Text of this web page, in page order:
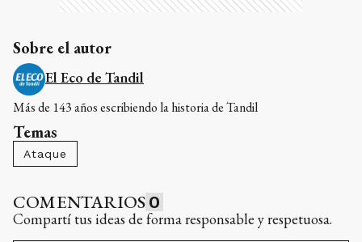
Sobre el autor
El Eco de Tandil
Más de 143 años escribiendo la historia de Tandil
Temas
Ataque
COMENTARIOS 0
Compartí tus ideas de forma responsable y respetuosa.